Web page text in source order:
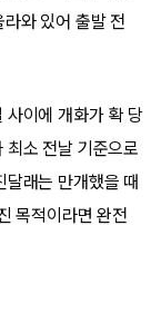
와 있어 출발 전
사이에 개화가 확 당
최소 전날 기준으로
달래는 만개했을 때
목적이라면 완전